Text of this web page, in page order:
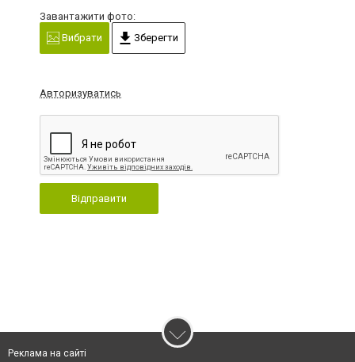
Завантажити фото:
Вибрати
Зберегти
Авторизуватись
Відправити
Реклама на сайті